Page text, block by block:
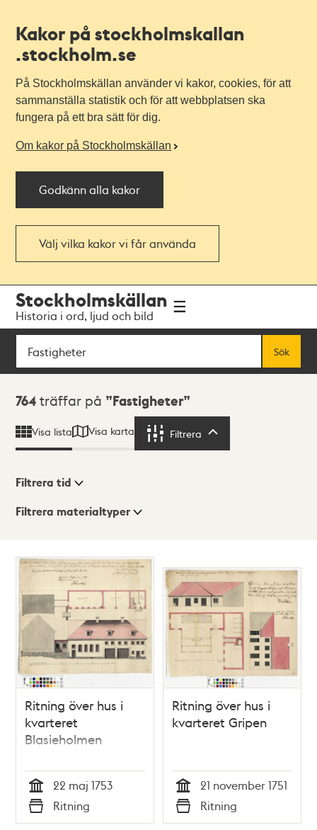
Kakor på stockholmskallan
.stockholm.se
På Stockholmskällan använder vi kakor, cookies, för att
sammanställa statistik och för att webbplatsen ska
fungera på ett bra sätt för dig.
Om kakor på Stockholmskällan
Godkänn alla kakor
Välj vilka kakor vi får använda
navigationen
huvudinnehållet
Stockholmskällan
Historia i ord, ljud och bild
Sök
Sök
Sökresultat
764 träffar på Fastigheter
Visa lista Visa karta Filtrera
Visningsläge
Lista
Karta
Filtrera tid
Filtrera materialtyper
träffar
Ritning över hus i
kvarteret
Blasieholmen
Tid
22 maj 1753
Typ
Ritning
Ritning över hus i
kvarteret Gripen
Tid
21 november 1751
Typ
Ritning